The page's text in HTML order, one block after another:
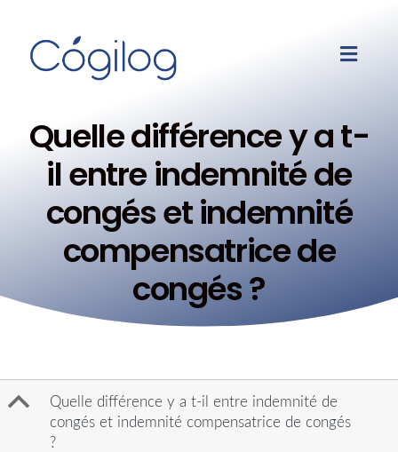
Quelle différence y a t-
il entre indemnité de
congés et indemnité
compensatrice de
congés ?
B
Quelle différence y a t-il entre indemnité de
congés et indemnité compensatrice de congés
?